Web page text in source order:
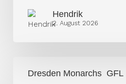
Hendrik
2. August 2026
Dresden Monarchs GFL
Monarchs